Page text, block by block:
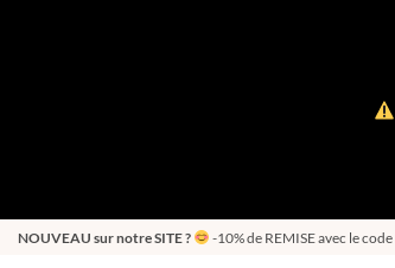
Passer
NOUVEAU sur notre SITE ? -10% de REMISE avec le code